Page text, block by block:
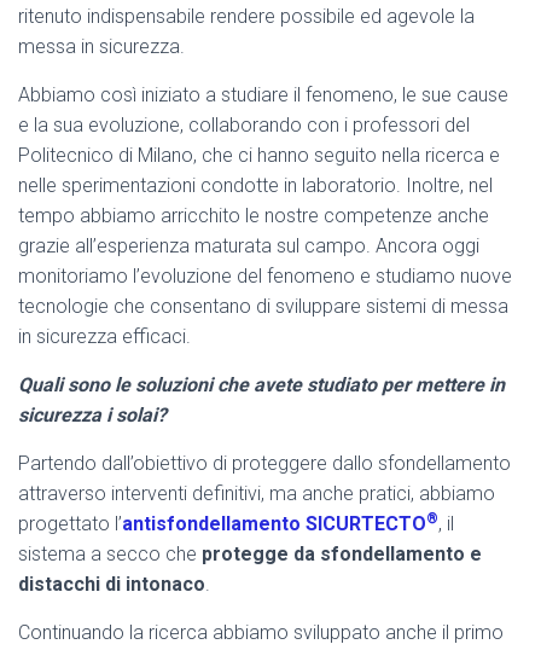
ritenuto indispensabile rendere possibile ed agevole la
messa in sicurezza.
Abbiamo così iniziato a studiare il fenomeno, le sue cause
e la sua evoluzione, collaborando con i professori del
Politecnico di Milano, che ci hanno seguito nella ricerca e
nelle sperimentazioni condotte in laboratorio. Inoltre, nel
tempo abbiamo arricchito le nostre competenze anche
grazie all’esperienza maturata sul campo. Ancora oggi
monitoriamo l’evoluzione del fenomeno e studiamo nuove
tecnologie che consentano di sviluppare sistemi di messa
in sicurezza efficaci.
Quali sono le soluzioni che avete studiato per mettere in
sicurezza i solai?
Partendo dall’obiettivo di proteggere dallo sfondellamento
attraverso interventi definitivi, ma anche pratici, abbiamo
progettato l’antisfondellamento SICURTECTO®, il
sistema a secco che protegge da sfondellamento e
distacchi di intonaco.
Continuando la ricerca abbiamo sviluppato anche il primo